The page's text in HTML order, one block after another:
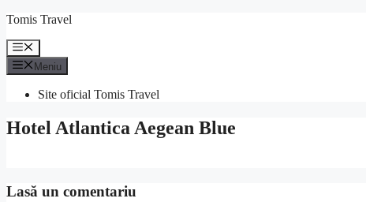
Sari
conținut
Tomis Travel
Meniu
Meniu
Site oficial Tomis Travel
Hotel Atlantica Aegean Blue
Lasă un comentariu